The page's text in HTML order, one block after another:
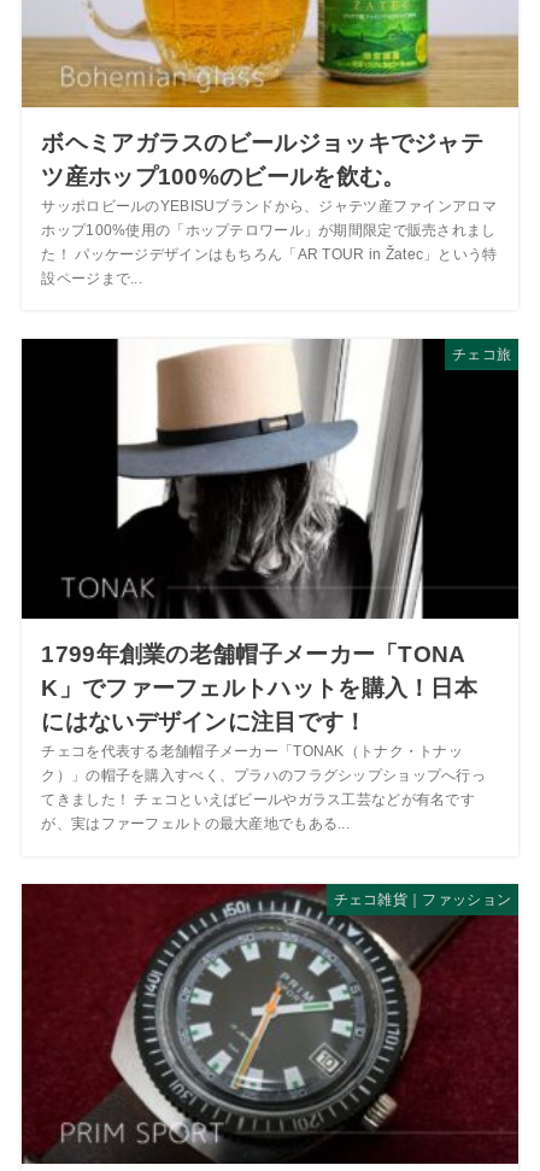
ボヘミアガラスのビールジョッキでジャテ
ツ産ホップ100%のビールを飲む。
サッポロビールのYEBISUブランドから、ジャテツ産ファインアロマ
ホップ100%使用の「ホップテロワール」が期間限定で販売されまし
た！ パッケージデザインはもちろん「AR TOUR in Žatec」という特
設ページまで...
チェコ旅
1799年創業の老舗帽子メーカー「TONA
K」でファーフェルトハットを購入！日本
にはないデザインに注目です！
チェコを代表する老舗帽子メーカー「TONAK（トナク・トナッ
ク）」の帽子を購入すべく、プラハのフラグシップショップへ行っ
てきました！ チェコといえばビールやガラス工芸などが有名です
が、実はファーフェルトの最大産地でもある...
チェコ雑貨｜ファッション